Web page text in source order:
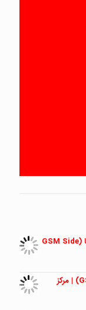
برد کرکره برقی سیمکارتی فول کانال موتور ساید بتا (GSM Side
برد کرکره برقی سیمکارتی فول کانال توبلار بتا (GSM) | مرکز